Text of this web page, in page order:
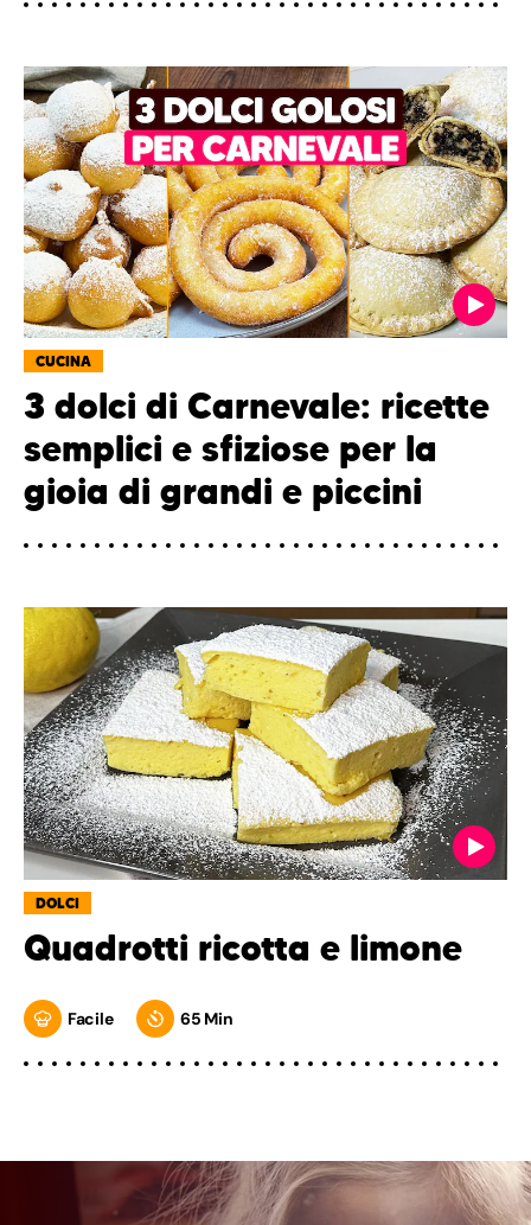
CUCINA
3 dolci di Carnevale: ricette
semplici e sfiziose per la
gioia di grandi e piccini
DOLCI
Quadrotti ricotta e limone
Facile 65 Min